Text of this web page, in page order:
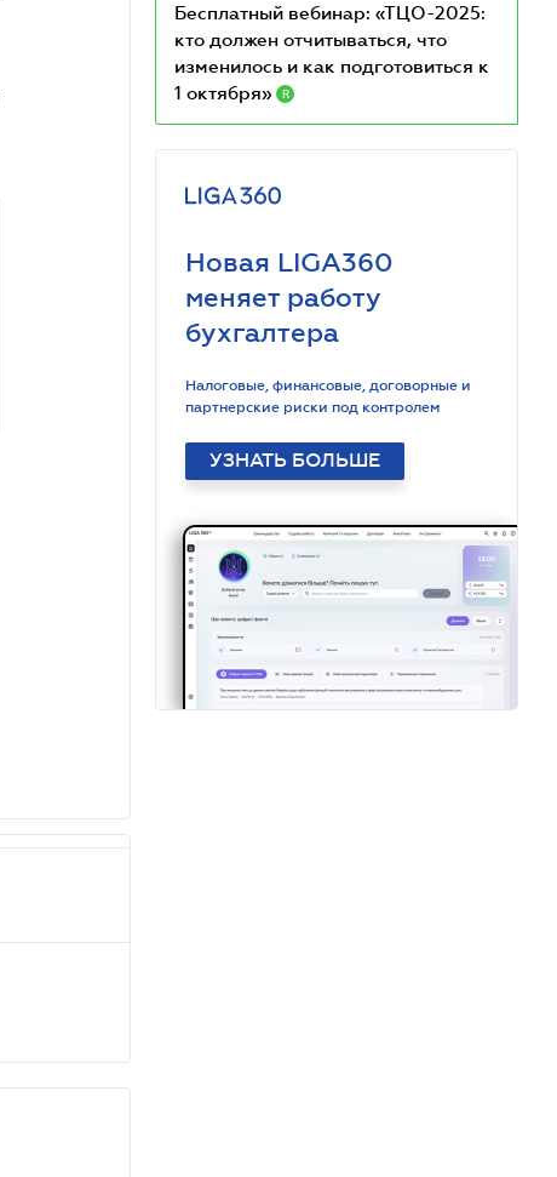
Бесплатный вебинар: «ТЦО-2025:
кто должен отчитываться, что
изменилось и как подготовиться к
1 октября»
R
Новая LIGA360
меняет работу
бухгалтера
Налоговые, финансовые, договорные и
партнерские риски под контролем
УЗНАТЬ БОЛЬШЕ